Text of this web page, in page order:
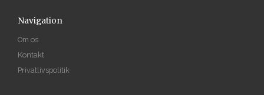
Navigation
Om os
Kontakt
Privatlivspolitik